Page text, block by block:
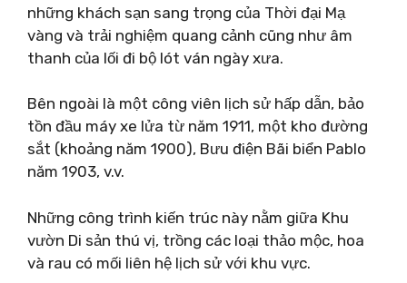
những khách sạn sang trọng của Thời đại Mạ
vàng và trải nghiệm quang cảnh cũng như âm
thanh của lối đi bộ lót ván ngày xưa.
Bên ngoài là một công viên lịch sử hấp dẫn, bảo
tồn đầu máy xe lửa từ năm 1911, một kho đường
sắt (khoảng năm 1900), Bưu điện Bãi biển Pablo
năm 1903, v.v.
Những công trình kiến ​​trúc này nằm giữa Khu
vườn Di sản thú vị, trồng các loại thảo mộc, hoa
và rau có mối liên hệ lịch sử với khu vực.